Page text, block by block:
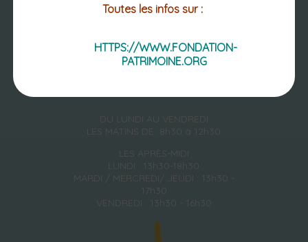
63 270 VIC-LE-COMTE
04 73 69 12 60 (FAX.)
DU LUNDI AU VENDREDI
LES MATINS DE 8h30 à 12h30
LES APRÈS-MIDI
LUNDI : 13h30-18h30
MARDI / MERCREDI/ JEUDI : 13h30 -
17h30
VENDREDI : 13h30 - 16h30
Toutes les infos sur :
HTTPS://WWW.FONDATION-
PATRIMOINE.ORG